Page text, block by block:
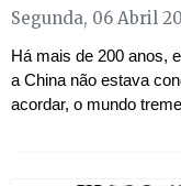
Segunda, 06 Abril
Há mais de 200 anos,
a China não estava
acordar, o mundo